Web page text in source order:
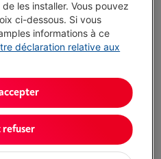
les installer. Vous pouvez
ci-dessous. Si vous
informations à ce
déclaration relative aux
refuser